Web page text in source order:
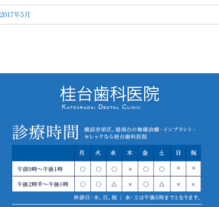
2017年5月